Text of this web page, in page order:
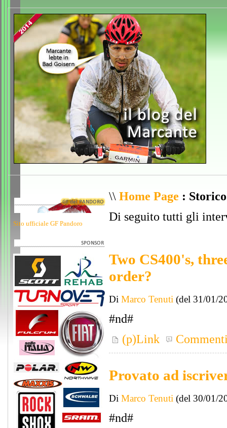
Sito ufficiale GF Pandoro
\\ Home Page :
Di seguito tutti gli
Two CS400's,
order?
Di Marco Tenuti (del 31/01/
#nd#
(p)Link
Provato ad
Di Marco Tenuti (del 30/01/
#nd#